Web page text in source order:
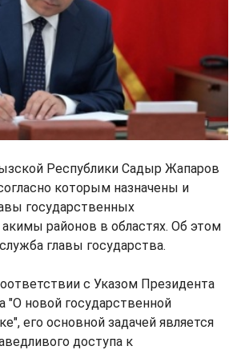
Республики Садыр Жапаров
которым назначены и
государственных
районов в областях. Об этом
главы государства.
с Указом Президента
"О новой государственной
его основной задачей является
доступа к